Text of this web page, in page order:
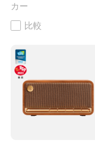
カー
比較